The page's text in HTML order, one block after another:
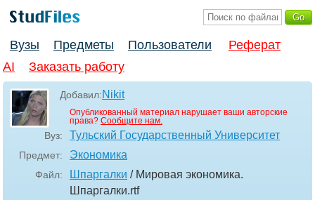
Вузы Предметы Пользователи
Реферат
AI
Заказать работу
Добавил:Nikit
Опубликованный материал нарушает ваши авторские
права? Сообщите нам.
Вуз: Тульский Государственный Университет
Предмет: Экономика
Файл: Шпаргалки / Мировая экономика.
Шпаргалки.rtf